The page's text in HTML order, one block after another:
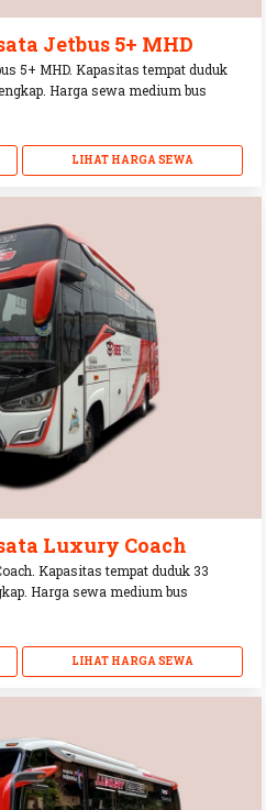
Jetbus 5+ MHD
5+ MHD. Kapasitas tempat duduk
Harga sewa medium bus
LIHAT HARGA SEWA
Luxury Coach
Kapasitas tempat duduk 33
Harga sewa medium bus
LIHAT HARGA SEWA